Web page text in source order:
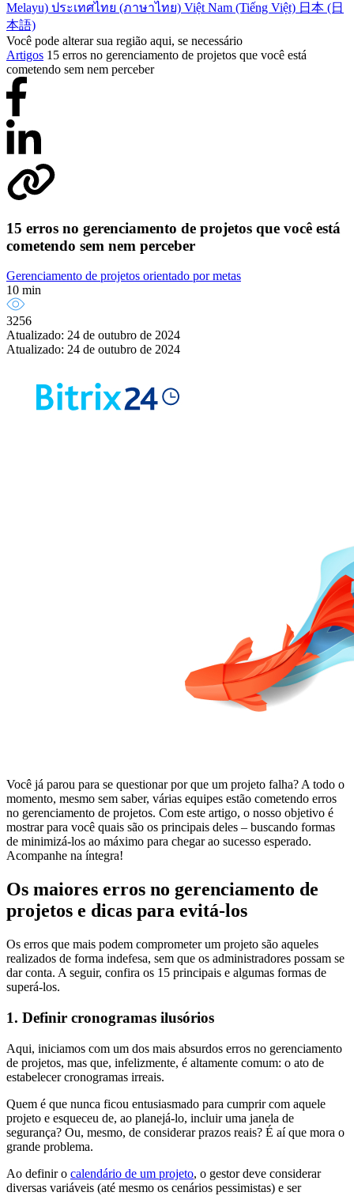
Melayu) ประเทศไทย (ภาษาไทย) Việt Nam (Tiếng Việt) 日本 (日
本語)
Você pode alterar sua região aqui, se necessário
Artigos 15 erros no gerenciamento de projetos que você está
cometendo sem nem perceber
15 erros no gerenciamento de projetos que você está
cometendo sem nem perceber
Gerenciamento de projetos orientado por metas
10 min
3256
Atualizado: 24 de outubro de 2024
Atualizado: 24 de outubro de 2024
Você já parou para se questionar por que um projeto falha? A todo o
momento, mesmo sem saber, várias equipes estão cometendo erros
no gerenciamento de projetos. Com este artigo, o nosso objetivo é
mostrar para você quais são os principais deles – buscando formas
de minimizá-los ao máximo para chegar ao sucesso esperado.
Acompanhe na íntegra!
Os maiores erros no gerenciamento de
projetos e dicas para evitá-los
Os erros que mais podem comprometer um projeto são aqueles
realizados de forma indefesa, sem que os administradores possam se
dar conta. A seguir, confira os 15 principais e algumas formas de
superá-los.
1. Definir cronogramas ilusórios
Aqui, iniciamos com um dos mais absurdos erros no gerenciamento
de projetos, mas que, infelizmente, é altamente comum: o ato de
estabelecer cronogramas irreais.
Quem é que nunca ficou entusiasmado para cumprir com aquele
projeto e esqueceu de, ao planejá-lo, incluir uma janela de
segurança? Ou, mesmo, de considerar prazos reais? É aí que mora o
grande problema.
Ao definir o calendário de um projeto, o gestor deve considerar
diversas variáveis (até mesmo os cenários pessimistas) e ser